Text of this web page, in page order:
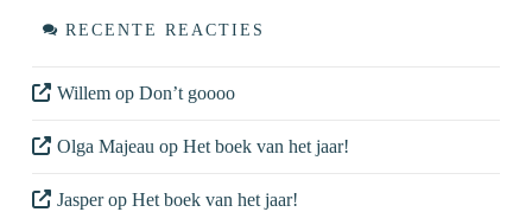
RECENTE REACTIES
Willemop Don’t goooo
Olga Majeau op Het boek van het jaar!
Jasperop Het boek van het jaar!